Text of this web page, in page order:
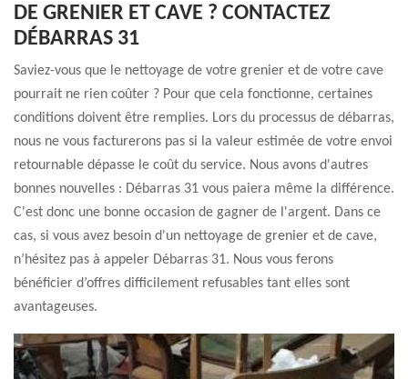
DE GRENIER ET CAVE ? CONTACTEZ
DÉBARRAS 31
Saviez-vous que le nettoyage de votre grenier et de votre cave
pourrait ne rien coûter ? Pour que cela fonctionne, certaines
conditions doivent être remplies. Lors du processus de débarras,
nous ne vous facturerons pas si la valeur estimée de votre envoi
retournable dépasse le coût du service. Nous avons d'autres
bonnes nouvelles : Débarras 31 vous paiera même la différence.
C'est donc une bonne occasion de gagner de l'argent. Dans ce
cas, si vous avez besoin d'un nettoyage de grenier et de cave,
n’hésitez pas à appeler Débarras 31. Nous vous ferons
bénéficier d’offres difficilement refusables tant elles sont
avantageuses.